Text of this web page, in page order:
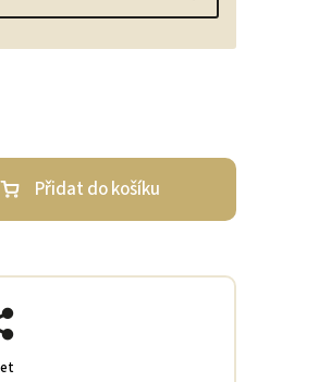
Přidat do košíku